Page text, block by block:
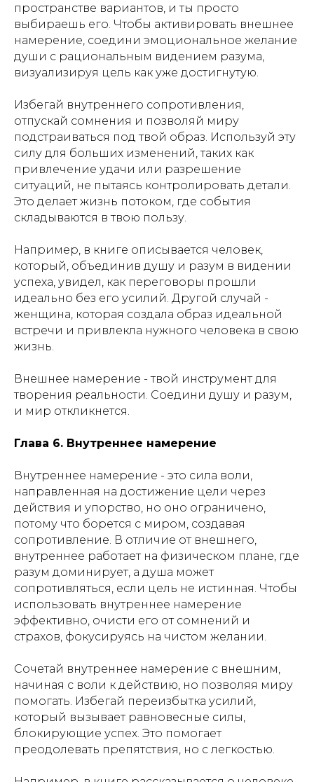
пространстве вариантов, и ты просто
выбираешь его. Чтобы активировать внешнее
намерение, соедини эмоциональное желание
души с рациональным видением разума,
визуализируя цель как уже достигнутую.
Избегай внутреннего сопротивления,
отпускай сомнения и позволяй миру
подстраиваться под твой образ. Используй эту
силу для больших изменений, таких как
привлечение удачи или разрешение
ситуаций, не пытаясь контролировать детали.
Это делает жизнь потоком, где события
складываются в твою пользу.
Например, в книге описывается человек,
который, объединив душу и разум в видении
успеха, увидел, как переговоры прошли
идеально без его усилий. Другой случай -
женщина, которая создала образ идеальной
встречи и привлекла нужного человека в свою
жизнь.
Внешнее намерение - твой инструмент для
творения реальности. Соедини душу и разум,
и мир откликнется.
Глава 6. Внутреннее намерение
Внутреннее намерение - это сила воли,
направленная на достижение цели через
действия и упорство, но оно ограничено,
потому что борется с миром, создавая
сопротивление. В отличие от внешнего,
внутреннее работает на физическом плане, где
разум доминирует, а душа может
сопротивляться, если цель не истинная. Чтобы
использовать внутреннее намерение
эффективно, очисти его от сомнений и
страхов, фокусируясь на чистом желании.
Сочетай внутреннее намерение с внешним,
начиная с воли к действию, но позволяя миру
помогать. Избегай переизбытка усилий,
который вызывает равновесные силы,
блокирующие успех. Это помогает
преодолевать препятствия, но с легкостью.